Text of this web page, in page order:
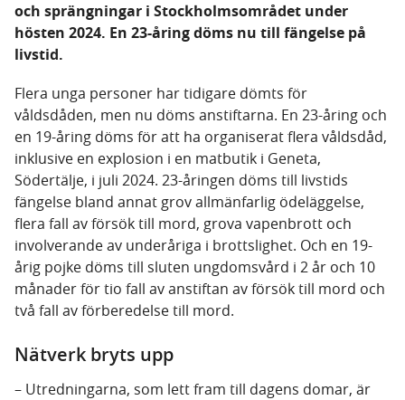
och sprängningar i Stockholmsområdet under
hösten 2024. En 23-åring döms nu till fängelse på
livstid.
Flera unga personer har tidigare dömts för
våldsdåden, men nu döms anstiftarna. En 23-åring och
en 19-åring döms för att ha organiserat flera våldsdåd,
inklusive en explosion i en matbutik i Geneta,
Södertälje, i juli 2024. 23-åringen döms till livstids
fängelse bland annat grov allmänfarlig ödeläggelse,
flera fall av försök till mord, grova vapenbrott och
involverande av underåriga i brottslighet. Och en 19-
årig pojke döms till sluten ungdomsvård i 2 år och 10
månader för tio fall av anstiftan av försök till mord och
två fall av förberedelse till mord.
Nätverk bryts upp
– Utredningarna, som lett fram till dagens domar, är